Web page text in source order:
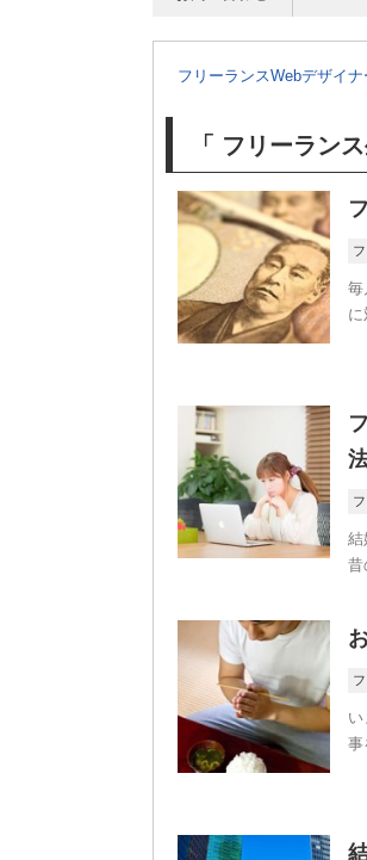
フリーランスWebデザイ
「 フリーラン
毎
結
昔
事